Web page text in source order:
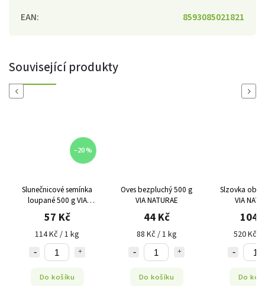
EAN: 8593085021821
Související produkty
Previous
–20 %
Slunečnicové semínka
loupané 500 g VIA
NATURAE
57 Kč
114 Kč / 1 kg
Do košíku
Oves bezpluchý 500 g
VIA NATURAE
44 Kč
88 Kč / 1 kg
Do košíku
Slzovka
VIA
104
520 Kč /
Do
Next